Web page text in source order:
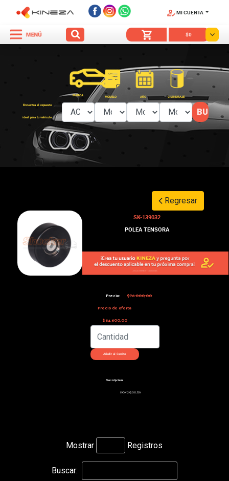
MI CUENTA
$0
Encuentra el repuesto
ideal para tu vehículo
MARCA MODELO AÑO CILINDRAJE
Regresar
SK-139032
POLEA TENSORA
Precio:
$76.000,00
Precio de oferta
$64.600,00
Descripcion:
(90X12X30) LISA
Mostrar Registros
Buscar: